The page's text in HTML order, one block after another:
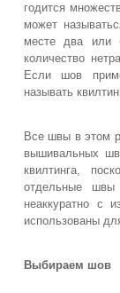
годится
может
месте два или
количество
Если шов
называть
Все швы в этом
вышивальных
квилтинга,
отдельные
неаккуратно с
использованы
Выбираем шов